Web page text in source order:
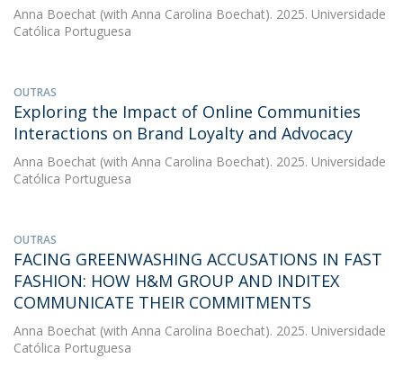
Anna Boechat (with Anna Carolina Boechat). 2025. Universidade
Católica Portuguesa
OUTRAS
Exploring the Impact of Online Communities
Interactions on Brand Loyalty and Advocacy
Anna Boechat (with Anna Carolina Boechat). 2025. Universidade
Católica Portuguesa
OUTRAS
FACING GREENWASHING ACCUSATIONS IN FAST
FASHION: HOW H&M GROUP AND INDITEX
COMMUNICATE THEIR COMMITMENTS
Anna Boechat (with Anna Carolina Boechat). 2025. Universidade
Católica Portuguesa